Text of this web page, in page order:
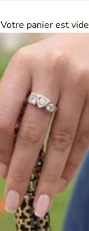
Votre panier est vide